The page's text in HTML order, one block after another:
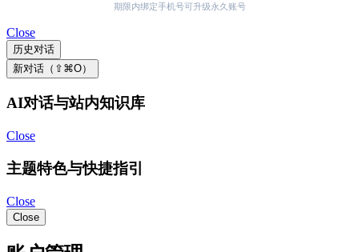
期限内绑定手机号可升级永久账号
Close
历史对话
新对话（⇧⌘O）
AI对话与站内知识库
Close
主题特色与快捷指引
Close
Close